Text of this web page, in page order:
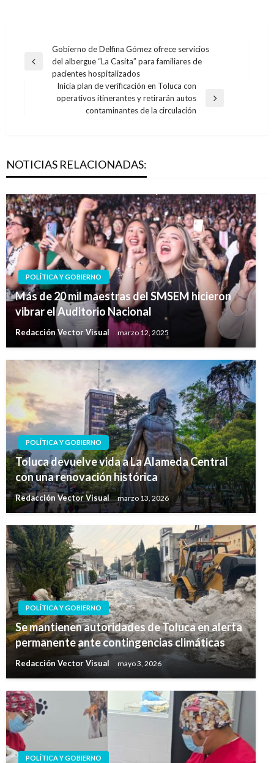
Navegación
de
entradas
Entrada
anterior
Gobierno de Delfina Gómez ofrece servicios
del albergue “La Casita” para familiares de
pacientes hospitalizados
Entrada
Inicia plan de verificación en Toluca con
operativos itinerantes y retirarán autos
contaminantes de la circulación
NOTICIAS RELACIONADAS:
POLÍTICA Y GOBIERNO
Más de 20 mil maestras del SMSEM hicieron
vibrar el Auditorio Nacional
Redacción Vector Visual marzo 12, 2025
POLÍTICA Y GOBIERNO
Toluca devuelve vida a La Alameda Central
con una renovación histórica
Redacción Vector Visual marzo 13, 2026
POLÍTICA Y GOBIERNO
Se mantienen autoridades de Toluca en alerta
permanente ante contingencias climáticas
Redacción Vector Visual mayo 3, 2026
POLÍTICA Y GOBIERNO